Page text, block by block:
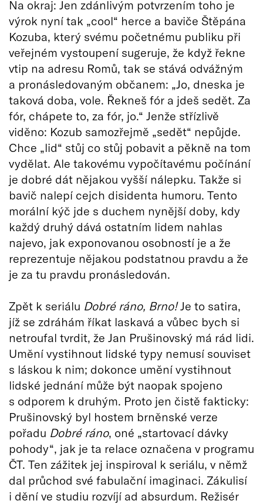
Na okraj: Jen zdánlivým potvrzením toho je
výrok nyní tak „cool“ herce a baviče Štěpána
Kozuba, který svému početnému publiku při
veřejném vystoupení sugeruje, že když řekne
vtip na adresu Romů, tak se stává odvážným
a pronásledovaným občanem: „Jo, dneska je
taková doba, vole. Řekneš fór a jdeš sedět. Za
fór, chápete to, za fór, jo.“ Jenže střízlivě
viděno: Kozub samozřejmě „sedět“ nepůjde.
Chce „lid“ stůj co stůj pobavit a pěkně na tom
vydělat. Ale takovému vypočítavému počínání
je dobré dát nějakou vyšší nálepku. Takže si
bavič nalepí cejch disidenta humoru. Tento
morální kýč jde s duchem nynější doby, kdy
každý druhý dává ostatním lidem nahlas
najevo, jak exponovanou osobností je a že
reprezentuje nějakou podstatnou pravdu a že
je za tu pravdu pronásledován.
Zpět k seriálu Dobré ráno, Brno!Je to satira,
jíž se zdráhám říkat laskavá a vůbec bych si
netroufal tvrdit, že Jan Prušinovský má rád lidi.
Umění vystihnout lidské typy nemusí souviset
s láskou k nim; dokonce umění vystihnout
lidské jednání může být naopak spojeno
s odporem k druhým. Proto jen čistě fakticky:
Prušinovský byl hostem brněnské verze
pořadu Dobré ráno, oné „startovací dávky
pohody“, jak je ta relace označena v programu
ČT. Ten zážitek jej inspiroval k seriálu, v němž
dal průchod své fabulační imaginaci. Zákulisí
i dění ve studiu rozvíjí ad absurdum. Režisér